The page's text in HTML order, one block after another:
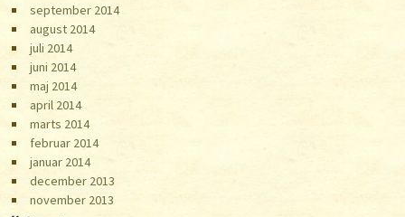
september 2014
august 2014
juli 2014
juni 2014
maj 2014
april 2014
marts 2014
februar 2014
januar 2014
december 2013
november 2013